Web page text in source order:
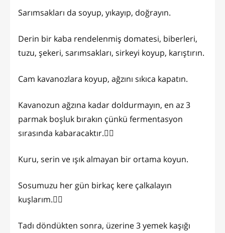
Sarımsakları da soyup, yıkayıp, doğrayın.
Derin bir kaba rendelenmiş domatesi, biberleri,
tuzu, şekeri, sarımsakları, sirkeyi koyup, karıştırın.
Cam kavanozlara koyup, ağzını sıkıca kapatın.
Kavanozun ağzına kadar doldurmayın, en az 3
parmak boşluk bırakın çünkü fermentasyon
sırasında kabaracaktır.👍🏻
Kuru, serin ve ışık almayan bir ortama koyun.
Sosumuzu her gün birkaç kere çalkalayın
kuşlarım.👍🏻
Tadı döndükten sonra, üzerine 3 yemek kaşığı